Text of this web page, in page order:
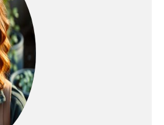
kit de scie à élaguer
longue batterie est
compatible avec
panthem 18 V (non
inclus) BL18200. BL183. 0
BL1840 BL1850 BL1860
BL1820B BL1830B
BL1840B BL1850B
BL1860B Mini